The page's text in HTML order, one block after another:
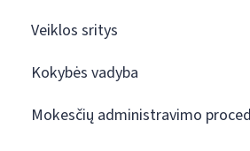
Veiklos sritys
Kokybės vadyba
Mokesčių administravimo